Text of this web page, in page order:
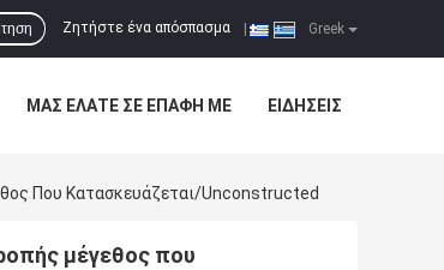
Greek
Ζητήστε ένα απόσπασμα
ΜΑΣ ΕΛΆΤΕ ΣΕ ΕΠΑΦΉ ΜΕ ΕΙΔΉΣΕΙΣ
Που Κατασκευάζεται/Unconstructed
μέγεθος που